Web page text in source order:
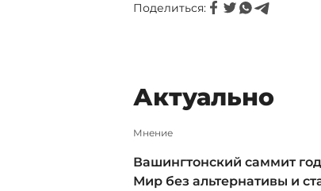
Поделиться:
Актуально
Мнение
Вашингтонский саммит год
Мир без альтернативы и